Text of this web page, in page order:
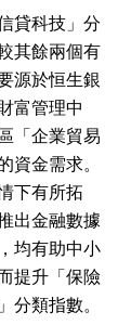
貸科技」分
其餘兩個有
源於恒生銀
富管理中
「企業貿易
金需求。
下有所拓
出金融數據
均有助中小
提升「保險
類指數。